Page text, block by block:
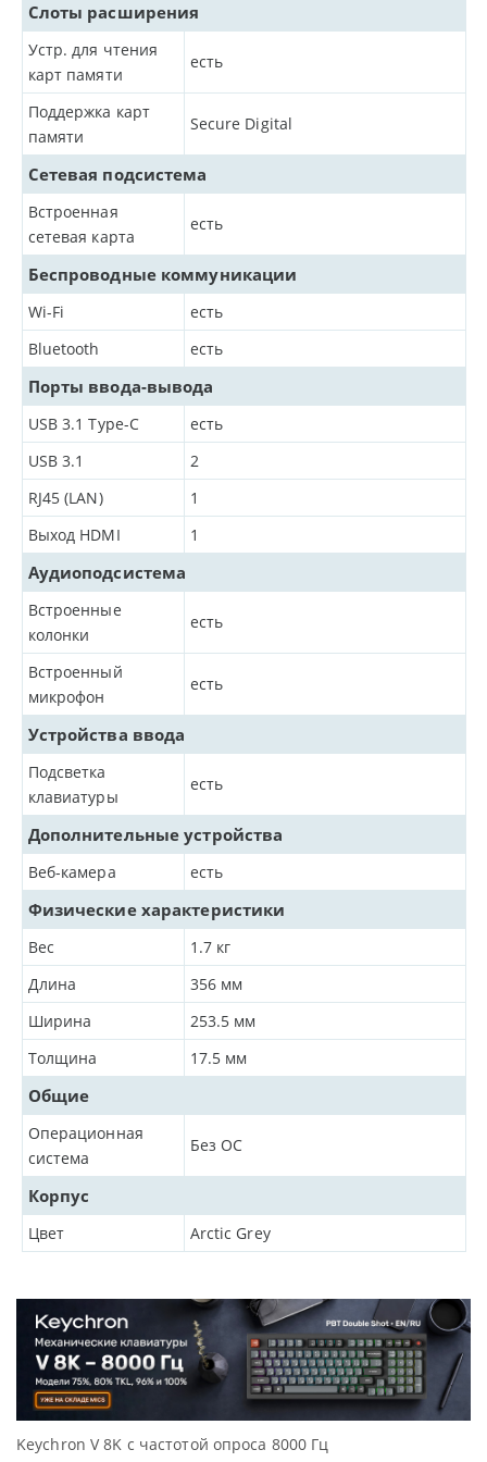
Слоты расширения
Устр. для чтения
карт памяти
есть
Поддержка карт
памяти
Secure Digital
Сетевая подсистема
Встроенная
сетевая карта
есть
Беспроводные коммуникации
Wi-Fi
есть
Bluetooth
есть
Порты ввода-вывода
USB 3.1 Type-C
есть
USB 3.1
2
RJ45 (LAN)
1
Выход HDMI
1
Аудиоподсистема
Встроенные
колонки
есть
Встроенный
микрофон
есть
Устройства ввода
Подсветка
клавиатуры
есть
Дополнительные устройства
Веб-камера есть
Физические характеристики
Вес 1.7 кг
Длина
356 мм
Ширина
253.5 мм
Толщина
17.5 мм
Общие
Операционная
система
Без ОС
Корпус
Цвет Arctic Grey
Keychron V 8K с частотой опроса 8000 Гц